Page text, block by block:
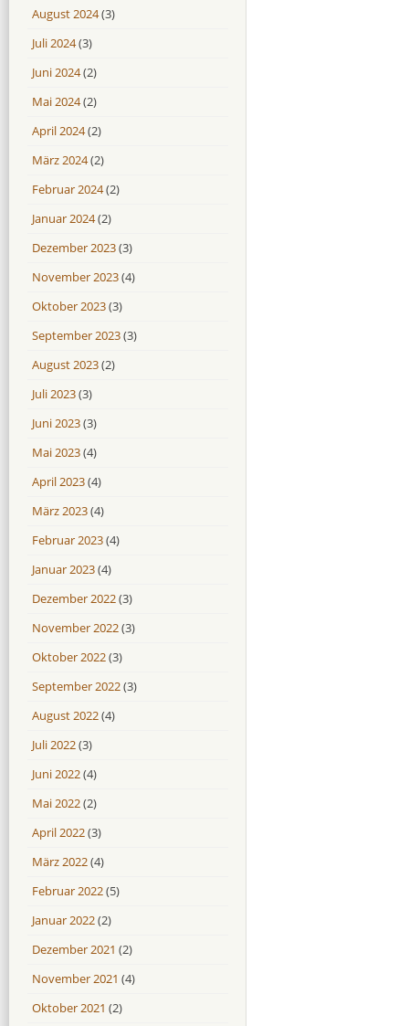
August 2024(3)
Juli 2024(3)
Juni 2024(2)
Mai 2024(2)
April 2024(2)
März 2024(2)
Februar 2024(2)
Januar 2024(2)
Dezember 2023(3)
November 2023(4)
Oktober 2023(3)
September 2023(3)
August 2023(2)
Juli 2023(3)
Juni 2023(3)
Mai 2023(4)
April 2023(4)
März 2023(4)
Februar 2023(4)
Januar 2023(4)
Dezember 2022(3)
November 2022(3)
Oktober 2022(3)
September 2022(3)
August 2022(4)
Juli 2022(3)
Juni 2022(4)
Mai 2022(2)
April 2022(3)
März 2022(4)
Februar 2022(5)
Januar 2022(2)
Dezember 2021 (2)
November 2021 (4)
Oktober 2021 (2)